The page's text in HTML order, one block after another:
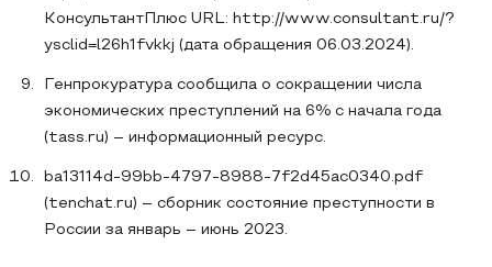
КонсультантПлюс URL: http://www.consultant.ru/?
ysclid=l26h1fvkkj (дата обращения 06.03.2024).
Генпрокуратура сообщила о сокращении числа
экономических преступлений на 6% с начала года
(tass.ru) – информационный ресурс.
ba13114d-99bb-4797-8988-7f2d45ac0340.pdf
(tenchat.ru) – сборник состояние преступности в
России за январь – июнь 2023.